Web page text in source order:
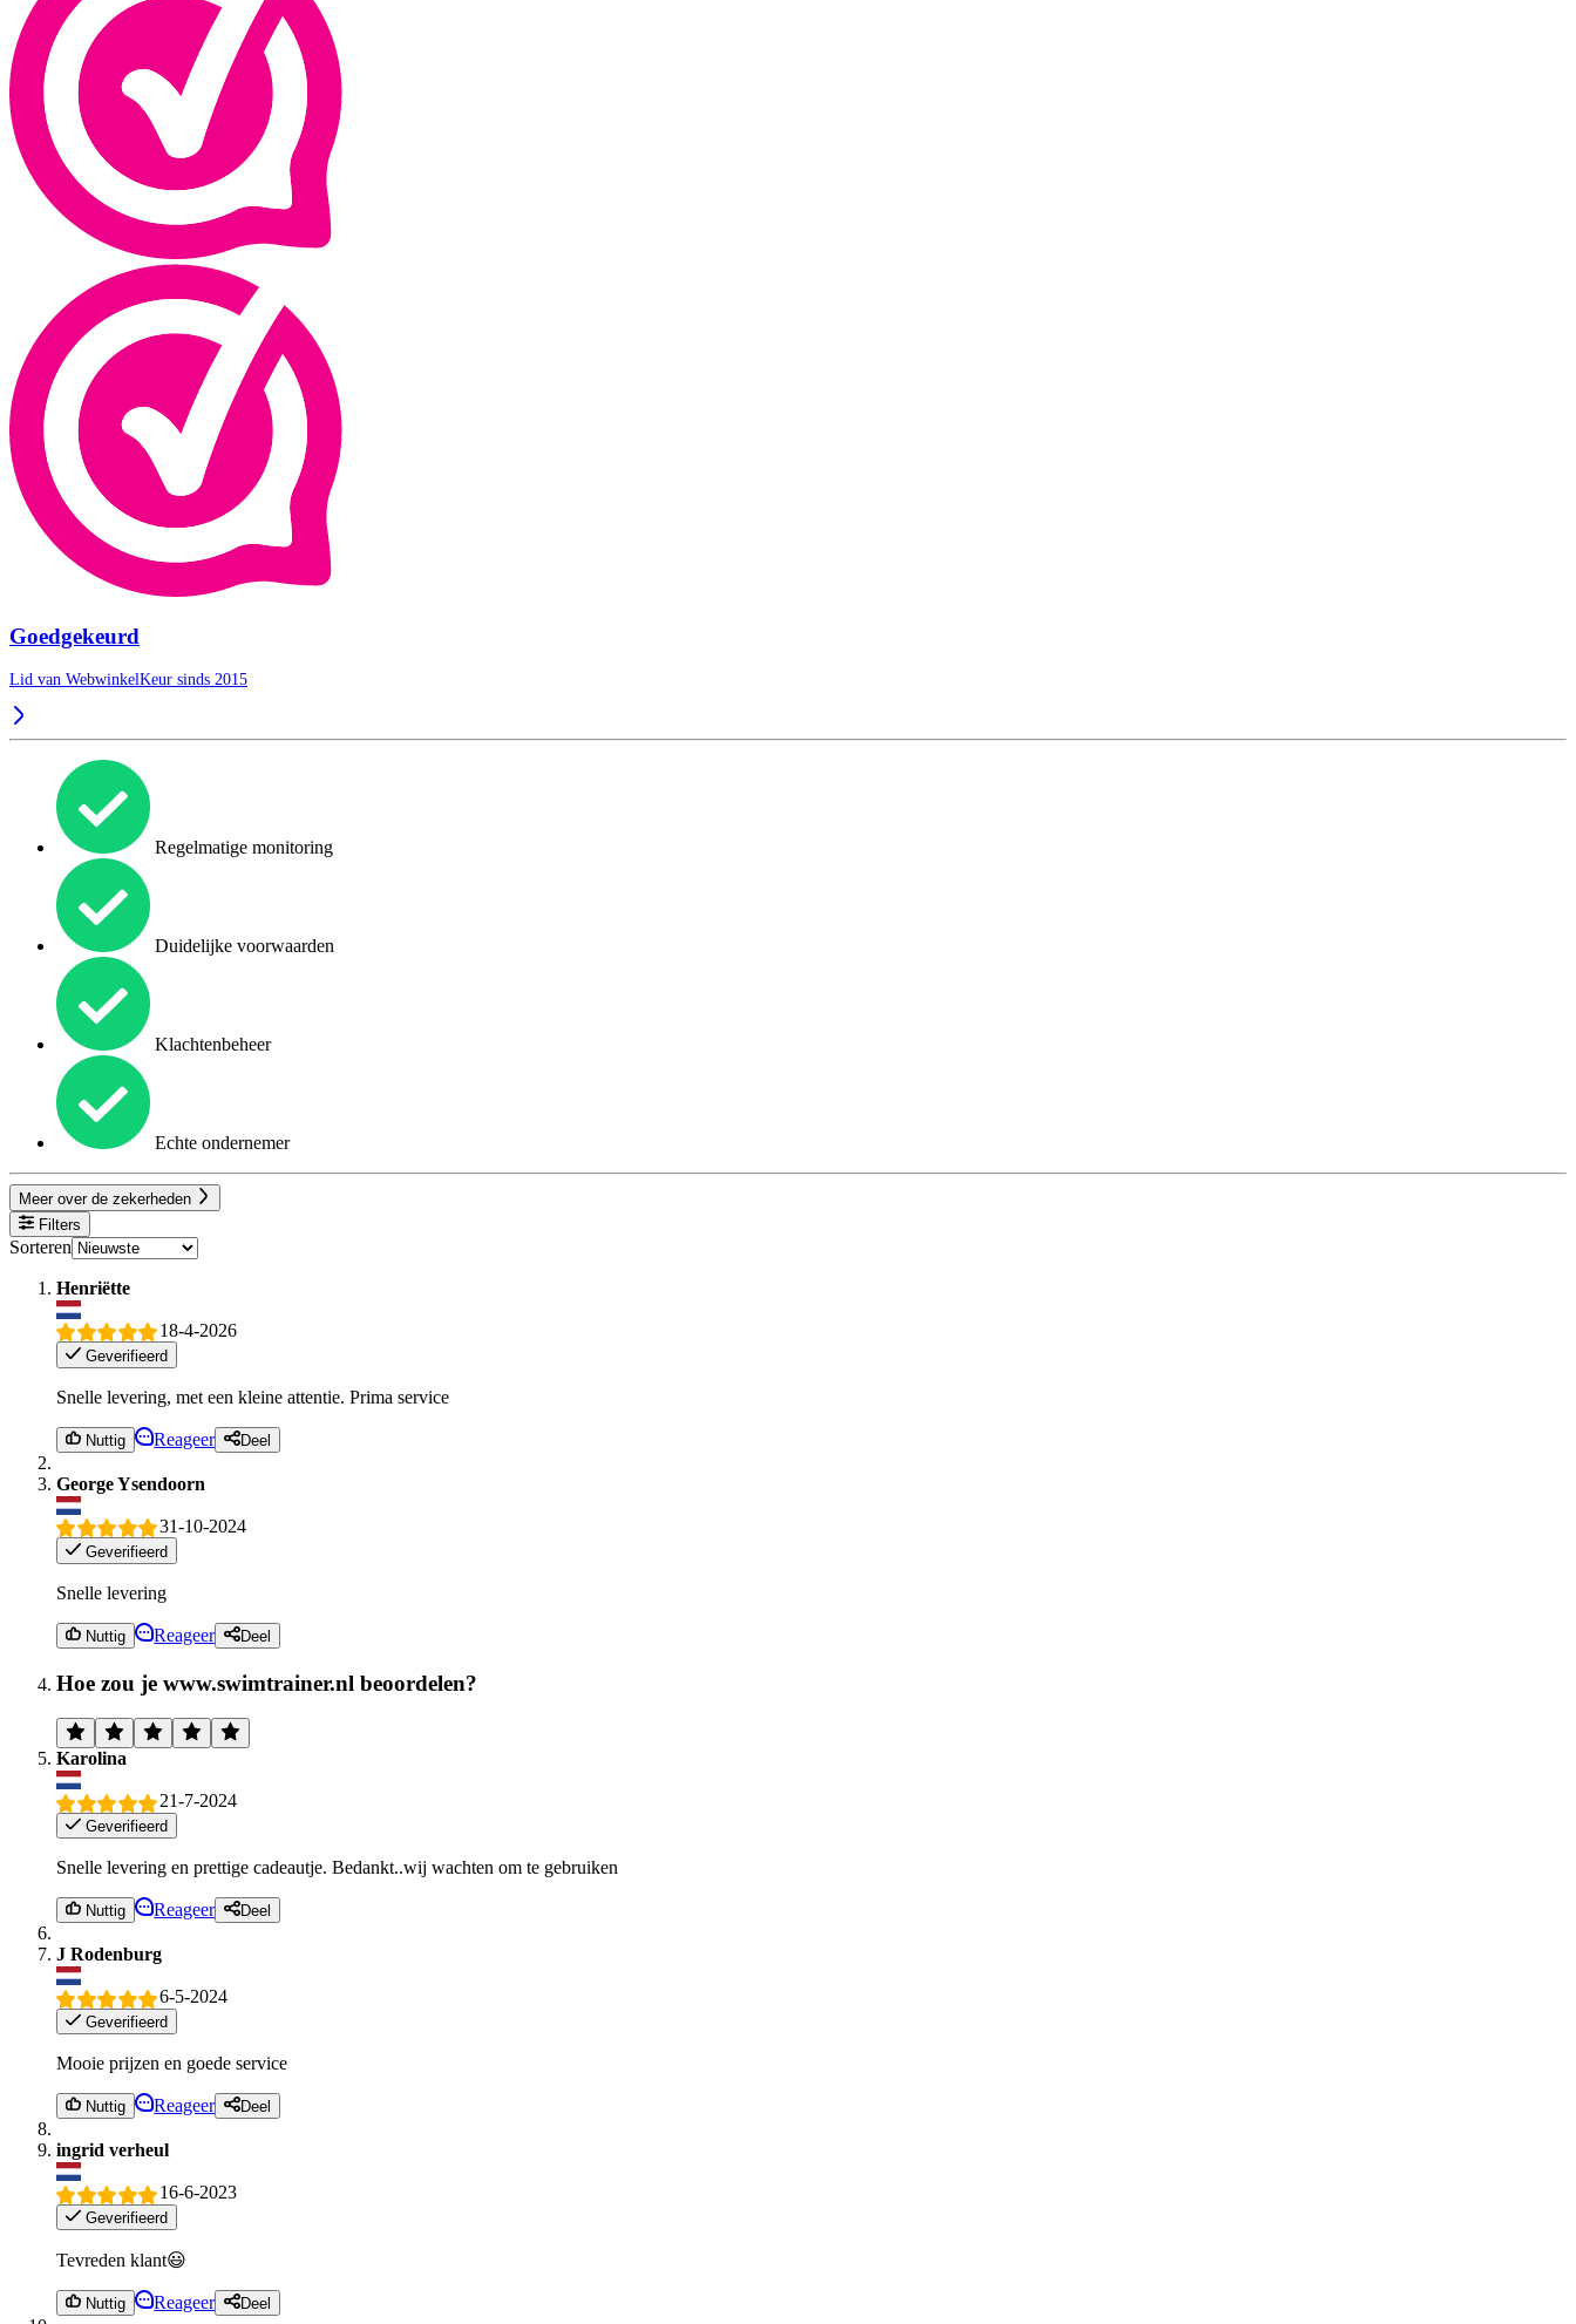
Goedgekeurd
Lid van WebwinkelKeur sinds 2015
Regelmatige monitoring
Duidelijke voorwaarden
Klachtenbeheer
Echte ondernemer
Meer over de zekerheden
Filters
Sorteren
Henriëtte
18-4-2026
Geverifieerd
Snelle levering, met een kleine attentie. Prima service
Nuttig Reageer Deel
George Ysendoorn
31-10-2024
Geverifieerd
Snelle levering
Nuttig Reageer Deel
Hoe zou je www.swimtrainer.nl beoordelen?
Karolina
21-7-2024
Geverifieerd
Snelle levering en prettige cadeautje. Bedankt..wij wachten om te gebruiken
Nuttig Reageer Deel
J Rodenburg
6-5-2024
Geverifieerd
Mooie prijzen en goede service
Nuttig Reageer Deel
ingrid verheul
16-6-2023
Geverifieerd
Tevreden klant😃
Nuttig Reageer Deel